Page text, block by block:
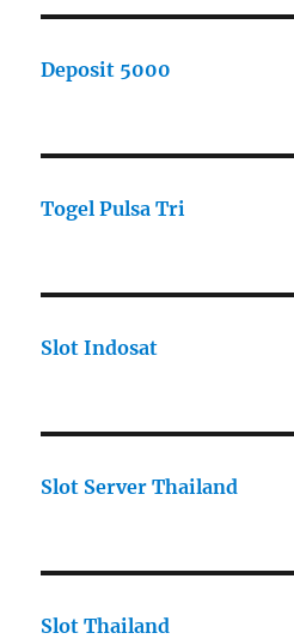
Deposit 5000
Togel Pulsa Tri
Slot Indosat
Slot Server Thailand
Slot Thailand